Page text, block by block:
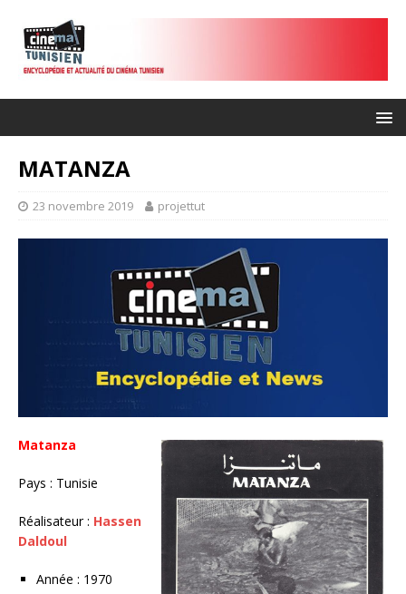
MATANZA
23 novembre 2019 projettut
Matanza
Pays : Tunisie
Réalisateur : Hassen
Daldoul
Année : 1970